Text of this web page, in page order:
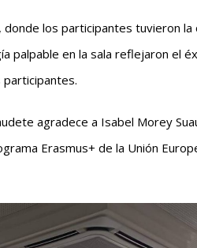
donde los participantes tuvieron
palpable en la sala reflejaron el
agradece a Isabel Morey
Erasmus+ de la Unión